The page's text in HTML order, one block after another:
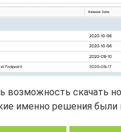
возможность скачать
именно решения